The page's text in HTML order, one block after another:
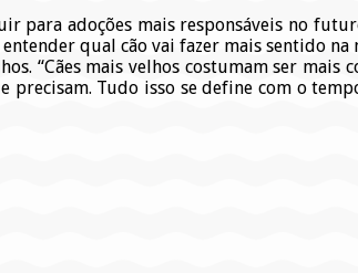
adoções mais responsáveis no
qual cão vai fazer mais sentido
“Cães mais velhos costumam ser
Tudo isso se define com o